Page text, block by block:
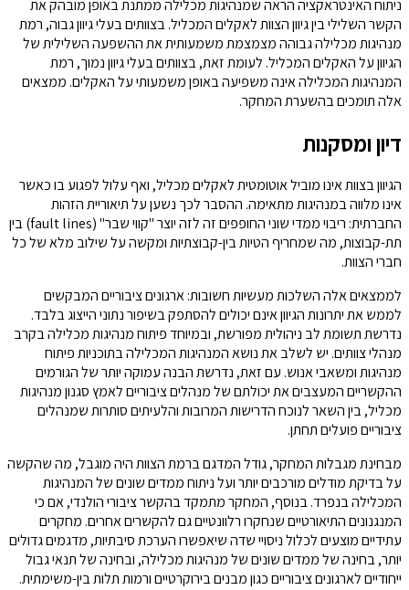
ניתוח האינטראקציה הראה שמנהיגות מכלילה ממתנת באופן מובהק את
הקשר השלילי בין גיוון הצוות לאקלים המכליל. בצוותים בעלי גיוון גבוה, רמת
מנהיגות מכלילה גבוהה מצמצמת משמעותית את ההשפעה השלילית של
הגיוון על האקלים המכליל. לעומת זאת, בצוותים בעלי גיוון נמוך, רמת
המנהיגות המכלילה אינה משפיעה באופן משמעותי על האקלים. ממצאים
אלה תומכים בהשערת המחקר.
דיון ומסקנות
הגיוון בצוות אינו מוביל אוטומטית לאקלים מכליל, ואף עלול לפגוע בו כאשר
אינו מלווה במנהיגות מתאימה. ההסבר לכך נשען על תיאוריית הזהות
החברתית: ריבוי ממדי שוני החופפים זה לזה יוצר "קווי שבר" (fault lines) בין
תת-קבוצות, מה שמחריף הטיות בין-קבוצתיות ומקשה על שילוב מלא של כל
חברי הצוות.
לממצאים אלה השלכות מעשיות חשובות: ארגונים ציבוריים המבקשים
לממש את יתרונות הגיוון אינם יכולים להסתפק בשיפור נתוני הייצוג בלבד.
נדרשת תשומת לב ניהולית מפורשת, ובמיוחד פיתוח מנהיגות מכלילה בקרב
מנהלי צוותים. יש לשלב את נושא המנהיגות המכלילה בתוכניות פיתוח
מנהיגות ומשאבי אנוש. עם זאת, נדרשת הבנה עמוקה יותר של הגורמים
ההקשריים המעצבים את יכולתם של מנהלים ציבוריים לאמץ סגנון מנהיגות
מכליל, בין השאר לנוכח הדרישות המרובות והלעיתים סותרות שמנהלים
ציבוריים פועלים תחתן.
מבחינת מגבלות המחקר, גודל המדגם ברמת הצוות היה מוגבל, מה שהקשה
על בדיקת מודלים מורכבים יותר ועל ניתוח ממדים שונים של המנהיגות
המכלילה בנפרד. בנוסף, המחקר מתמקד בהקשר ציבורי הולנדי, אם כי
המנגנונים התיאורטיים שנחקרו רלוונטיים גם להקשרים אחרים. מחקרים
עתידיים מוצעים לכלול ניסויי שדה שיאפשרו הערכת סיבתיות, מדגמים גדולים
יותר, בחינה של ממדים שונים של מנהיגות מכלילה, ובחינה של תנאי גבול
ייחודיים לארגונים ציבוריים כגון מבנים בירוקרטיים ורמות תלות בין-משימתית.